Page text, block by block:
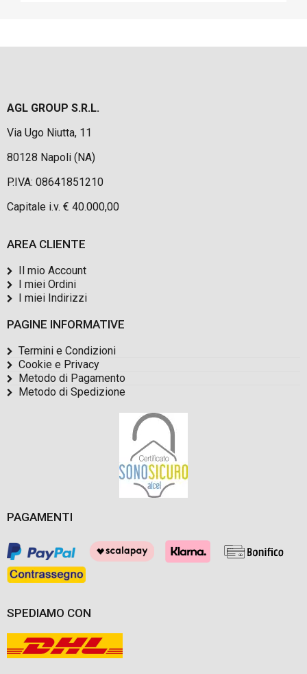
AGL GROUP S.R.L.
Via Ugo Niutta, 11
80128 Napoli (NA)
P.IVA: 08641851210
Capitale i.v. € 40.000,00
AREA CLIENTE
Il mio Account
I miei Ordini
I miei Indirizzi
PAGINE INFORMATIVE
Termini e Condizioni
Cookie e Privacy
Metodo di Pagamento
Metodo di Spedizione
PAGAMENTI
SPEDIAMO CON